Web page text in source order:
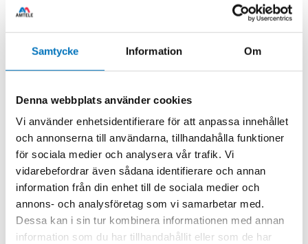
Samtycke Information Om
Denna webbplats använder cookies
Vi använder enhetsidentifierare för att anpassa innehållet
och annonserna till användarna, tillhandahålla funktioner
för sociala medier och analysera vår trafik. Vi
vidarebefordrar även sådana identifierare och annan
information från din enhet till de sociala medier och
annons- och analysföretag som vi samarbetar med.
Dessa kan i sin tur kombinera informationen med annan
information som du har tillhandahållit eller som de har
Versatile flowmeters with digital display
solutions
Titan’s flexible Pulsite® Solo digital rate and total display
flowmetersand other flow metering devices. These panel
designed to be as versatile as possible permitting
customisation to suit the application.
The Pulsite® Solo is battery powered rate and total only
whereas the Pulsite® Link Pulse & Analog Converter has
multiple options with two transistor input/outputs and a
user set analog output.
Programming is simple on the Pulsite® Solo, the front